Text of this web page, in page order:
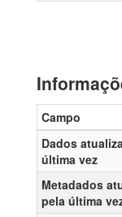
Campo
Dados
última vez
Metadados
pela última